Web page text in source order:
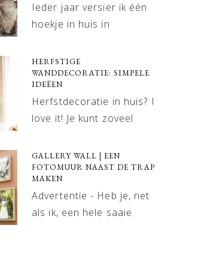
Ieder jaar versier ik één
hoekje in huis in
HERFSTIGE
WANDDECORATIE: SIMPELE
IDEËEN
Herfstdecoratie in huis? I
love it! Je kunt zoveel
GALLERY WALL | EEN
FOTOMUUR NAAST DE TRAP
MAKEN
Advertentie - Heb je, net
als ik, een hele saaie